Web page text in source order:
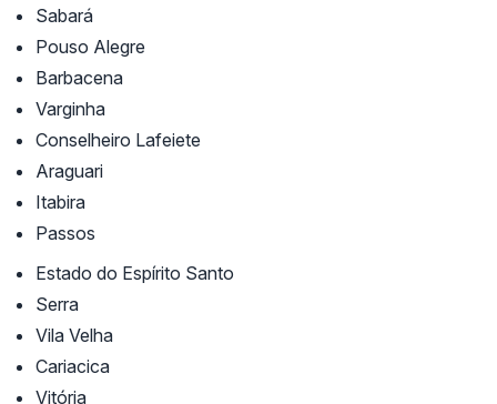
Sabará
Pouso Alegre
Barbacena
Varginha
Conselheiro Lafeiete
Araguari
Itabira
Passos
Estado do Espírito Santo
Serra
Vila Velha
Cariacica
Vitória